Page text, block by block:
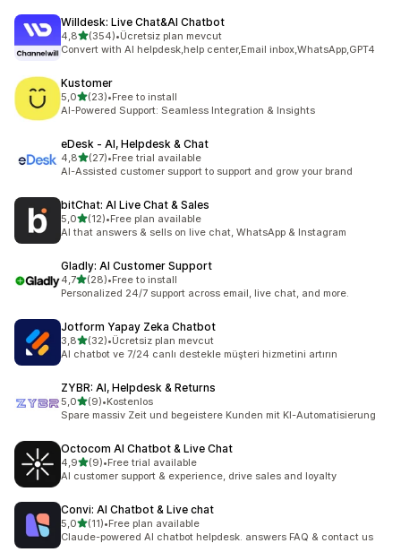
Willdesk: Live Chat&AI Chatbot
4,85 yıldız üzerinden
(354)
toplam 354 değerlendirme
•Ücretsiz plan mevcut
Convert with AI helpdesk,help center,Email inbox,WhatsApp,GPT4
Kustomer
5,05 yıldız üzerinden
(23)
toplam 23 değerlendirme
•Free to install
AI-Powered Support: Seamless Integration & Insights
eDesk ‑ AI, Helpdesk & Chat
4,85 yıldız üzerinden
(27)
toplam 27 değerlendirme
•Free trial available
AI-Assisted customer support to support and grow your brand
bitChat: AI Live Chat & Sales
5,05 yıldız üzerinden
(12)
toplam 12 değerlendirme
•Free plan available
AI that answers & sells on live chat, WhatsApp & Instagram
Gladly: AI Customer Support
4,75 yıldız üzerinden
(28)
toplam 28 değerlendirme
•Free to install
Personalized 24/7 support across email, live chat, and more.
Jotform Yapay Zeka Chatbot
3,85 yıldız üzerinden
(32)
toplam 32 değerlendirme
•Ücretsiz plan mevcut
AI chatbot ve 7/24 canlı destekle müşteri hizmetini artırın
ZYBR: AI, Helpdesk & Returns
5,05 yıldız üzerinden
(9)
toplam 9 değerlendirme
•Kostenlos
Spare massiv Zeit und begeistere Kunden mit KI-Automatisierung
Octocom AI Chatbot & Live Chat
4,95 yıldız üzerinden
(9)
toplam 9 değerlendirme
•Free trial available
AI customer support & experience, drive sales and loyalty
Convi: AI Chatbot & Live chat
5,05 yıldız üzerinden
(11)
toplam 11 değerlendirme
•Free plan available
Claude-powered AI chatbot helpdesk. answers FAQ & contact us